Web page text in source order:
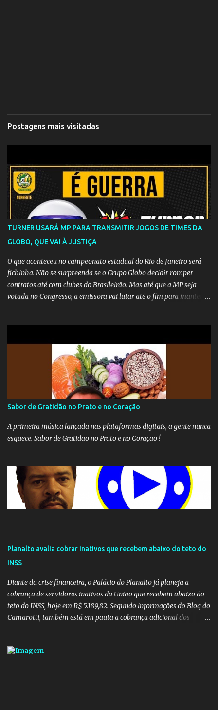
Postagens mais visitadas
TURNER USARÁ MP PARA TRANSMITIR JOGOS DE TIMES DA
GLOBO, QUE VAI À JUSTIÇA
O que aconteceu no campeonato estadual do Rio de Janeiro será
fichinha. Não se surpreenda se o Grupo Globo decidir romper
contratos até com clubes do Brasileirão. Mas até que a MP seja
votada no Congresso, a emissora vai lutar até o fim para manter o
Sabor de Gratidão no Prato e no Coração
A primeira música lançada nas plataformas digitais, a gente nunca
esquece. Sabor de Gratidão no Prato e no Coração !
Planalto avalia cobrar inativos que recebem abaixo do teto do
INSS
Diante da crise financeira, o Palácio do Planalto já planeja a
cobrança de servidores inativos da União que recebem abaixo do
teto do INSS, hoje em R$ 5.189,82. Segundo informações do Blog do
Camarotti, também está em pauta a cobrança adicional dos
aumentar o percentual de recolhimento para 14%. De acordo com